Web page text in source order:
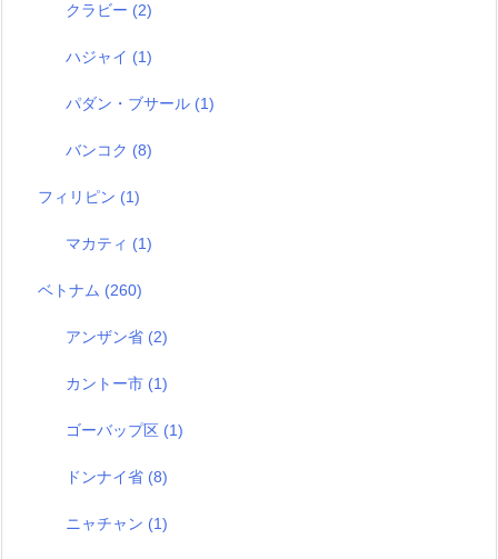
クラビー (2)
ハジャイ (1)
パダン・ブサール (1)
バンコク (8)
フィリピン (1)
マカティ (1)
ベトナム (260)
アンザン省 (2)
カントー市 (1)
ゴーバップ区 (1)
ドンナイ省 (8)
ニャチャン (1)